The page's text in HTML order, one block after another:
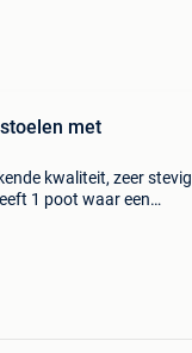
met
kwaliteit, zeer stevig
1 poot waar een